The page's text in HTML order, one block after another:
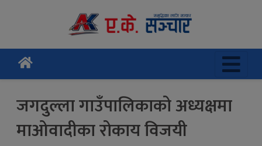
जगदुल्ला गाउँपालिकाको अध्यक्षमा
माओवादीका रोकाय विजयी